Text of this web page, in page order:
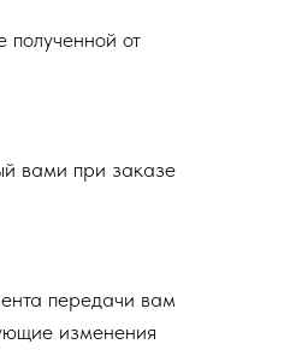
полученной от
вами при заказе
передачи вам
изменения